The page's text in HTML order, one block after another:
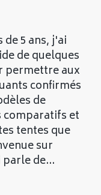
5 ans, j'ai
de quelques
permettre aux
confirmés
de
comparatifs et
tentes que
sur
de...